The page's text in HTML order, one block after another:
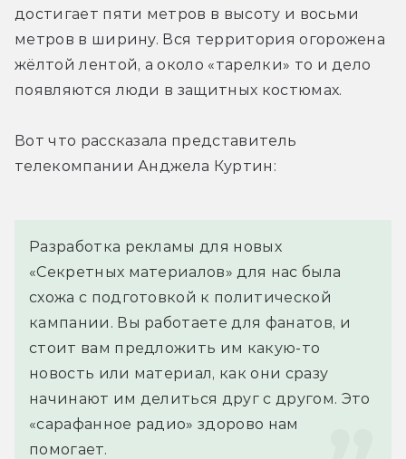
достигает пяти метров в высоту и восьми
метров в ширину. Вся территория огорожена
жёлтой лентой, а около «тарелки» то и дело
появляются люди в защитных костюмах.
Вот что рассказала представитель
телекомпании Анджела Куртин:
Разработка рекламы для новых
«Секретных материалов» для нас была
схожа с подготовкой к политической
кампании. Вы работаете для фанатов, и
стоит вам предложить им какую-то
новость или материал, как они сразу
начинают им делиться друг с другом. Это
«сарафанное радио» здорово нам
помогает.